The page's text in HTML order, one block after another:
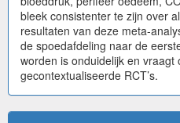
bleek consistenter te zijn over
resultaten van deze meta-
de spoedafdeling naar de
worden is onduidelijk en vraagt
gecontextualiseerde RCT’s.